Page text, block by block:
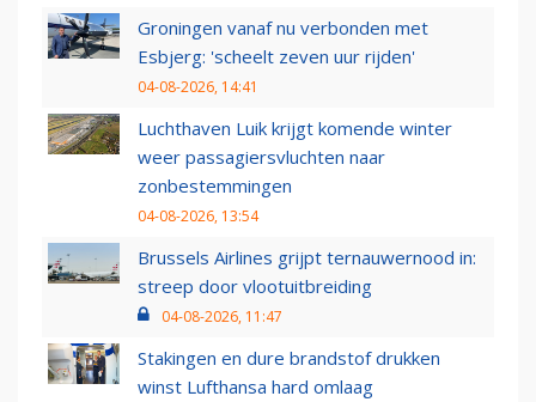
Groningen vanaf nu verbonden met
Esbjerg: 'scheelt zeven uur rijden'
04-08-2026, 14:41
Luchthaven Luik krijgt komende winter
weer passagiersvluchten naar
zonbestemmingen
04-08-2026, 13:54
Brussels Airlines grijpt ternauwernood in:
streep door vlootuitbreiding
04-08-2026, 11:47
Stakingen en dure brandstof drukken
winst Lufthansa hard omlaag